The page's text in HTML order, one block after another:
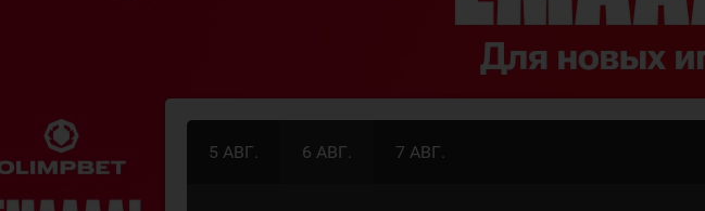
5 АВГ. 6 АВГ. 7 АВГ.